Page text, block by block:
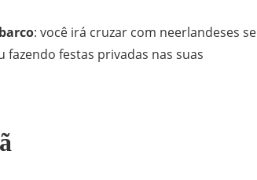
: você irá cruzar com neerlandeses se
festas privadas nas suas